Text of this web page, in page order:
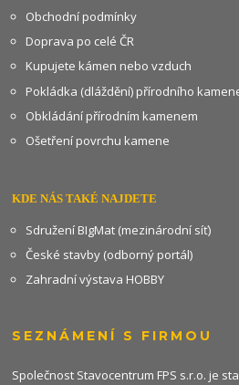
Obchodní podmínky
Doprava po celé ČR
Kupujete kámen nebo vzduch
Pokládka (dláždění) přírodního
Obkládání přírodním kamenem
Ošetření povrchu kamene
KDE NÁS TAKÉ NAJDETE
Sdružení BIgMat (mezinárodní síť)
České stavby (odborný portál)
Zahradní výstava HOBBY
SEZNÁMENÍ S FIRMOU
Společnost Stavocentrum FPS s.r.o. je